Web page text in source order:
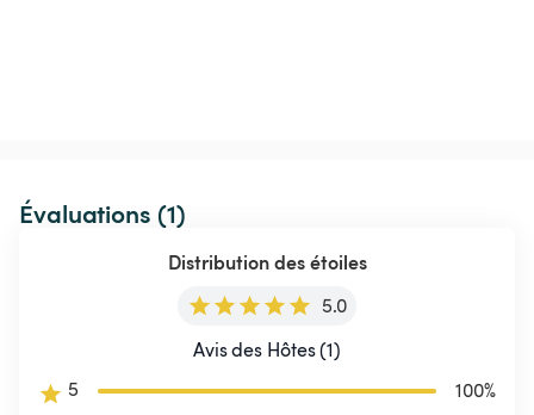
Évaluations (1)
Distribution des étoiles
5.0
Avis des Hôtes (1)
5
100%